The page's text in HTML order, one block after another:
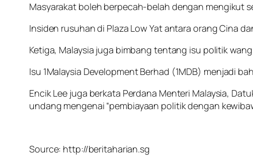
Masyarakat boleh berpecah-belah dengan mengikut
Insiden rusuhan di Plaza Low Yat antara orang Cina
Ketiga, Malaysia juga bimbang tentang isu politik
Isu 1Malaysia Development Berhad (1MDB) menjadi
Encik Lee juga berkata Perdana Menteri Malaysia,
undang mengenai “pembiayaan politik dengan
Source: http://beritaharian.sg